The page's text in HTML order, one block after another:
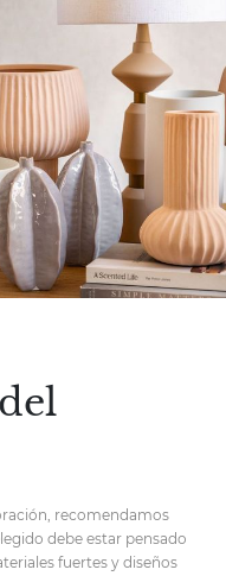
recomendamos
debe estar pensado
fuertes y diseños